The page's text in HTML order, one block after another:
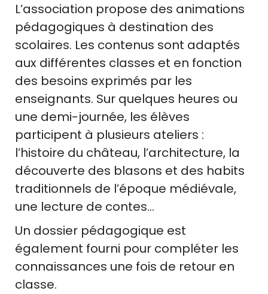
L’association propose des animations
pédagogiques à destination des
scolaires. Les contenus sont adaptés
aux différentes classes et en fonction
des besoins exprimés par les
enseignants. Sur quelques heures ou
une demi-journée, les élèves
participent à plusieurs ateliers :
l’histoire du château, l’architecture, la
découverte des blasons et des habits
traditionnels de l’époque médiévale,
une lecture de contes…
Un dossier pédagogique est
également fourni pour compléter les
connaissances une fois de retour en
classe.